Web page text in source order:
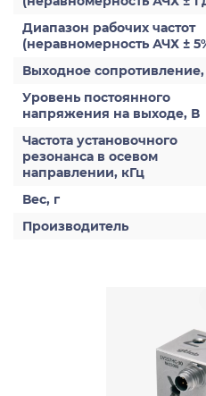
Диапазон рабочих частот
(неравномерность АЧХ ±
Выходное
Уровень постоянного
напряжения на выходе, В
Частота установочного
резонанса в осевом
направлении, кГц
Вес, г
Производитель